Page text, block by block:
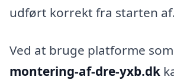
udført korrekt fra starten af.
Ved at bruge platforme som
montering-af-dre-yxb.dk